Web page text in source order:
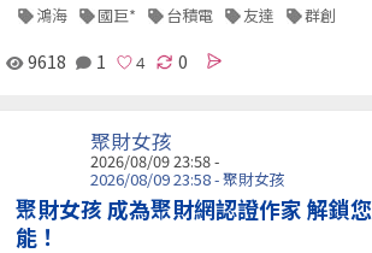
鴻海 國巨* 台積電 友達 群創
9618 1 0
聚財女孩
2026/08/09 23:58 -
2026/08/09 23:58 - 聚財女孩
聚財女孩 成為聚財網認證作家 解鎖
能！